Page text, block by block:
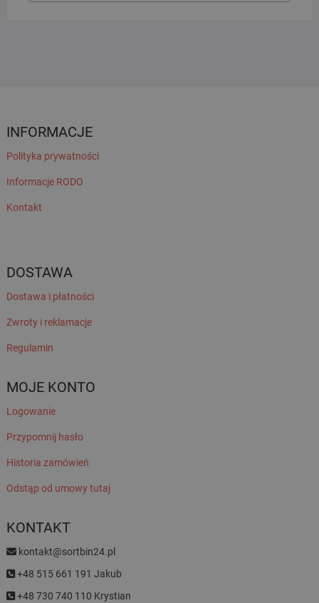
INFORMACJE
Polityka prywatności
Informacje RODO
Kontakt
DOSTAWA
Dostawa i płatności
Zwroty i reklamacje
Regulamin
MOJE KONTO
Logowanie
Przypomnij hasło
Historia zamówień
Odstąp od umowy tutaj
KONTAKT
kontakt@sortbin24.pl
+48 515 661 191 Jakub
+48 730 740 110 Krystian